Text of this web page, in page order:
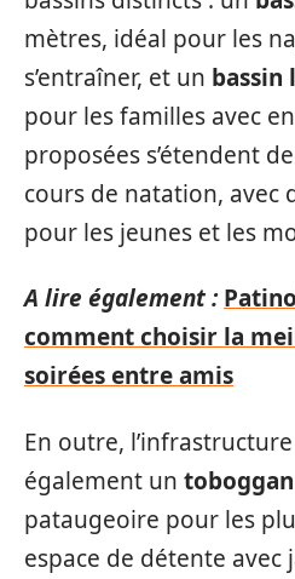
mètres, idéal pour les
s’entraîner, et un bassin
pour les familles avec
proposées s’étendent
cours de natation, avec
pour les jeunes et les
A lire également :
comment choisir la
soirées entre amis
En outre,
également un
pataugeoire pour les
espace de détente avec